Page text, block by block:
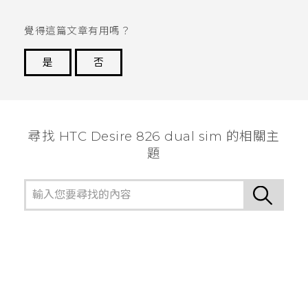
覺得這篇文章有用嗎？
是
否
尋找 HTC Desire 826 dual sim 的相關主
題